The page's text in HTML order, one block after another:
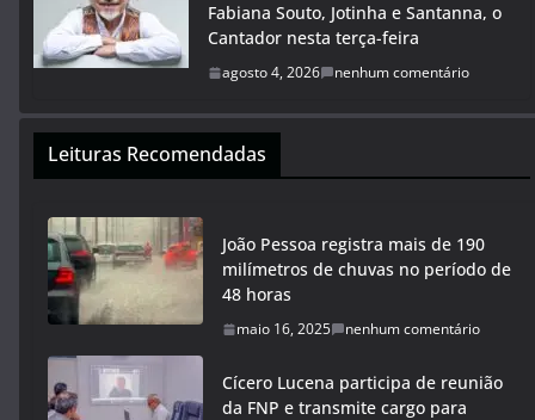
Fabiana Souto, Jotinha e Santanna, o
Cantador nesta terça-feira
agosto 4, 2026 nenhum comentário
Leituras Recomendadas
João Pessoa registra mais de 190
milímetros de chuvas no período de
48 horas
maio 16, 2025 nenhum comentário
Cícero Lucena participa de reunião
da FNP e transmite cargo para